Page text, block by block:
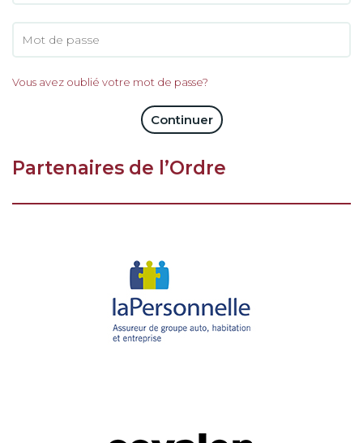
Vous avez oublié votre mot de passe?
Continuer
Partenaires de l’Ordre